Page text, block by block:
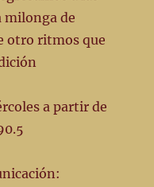
milonga de
otro ritmos que
a partir de